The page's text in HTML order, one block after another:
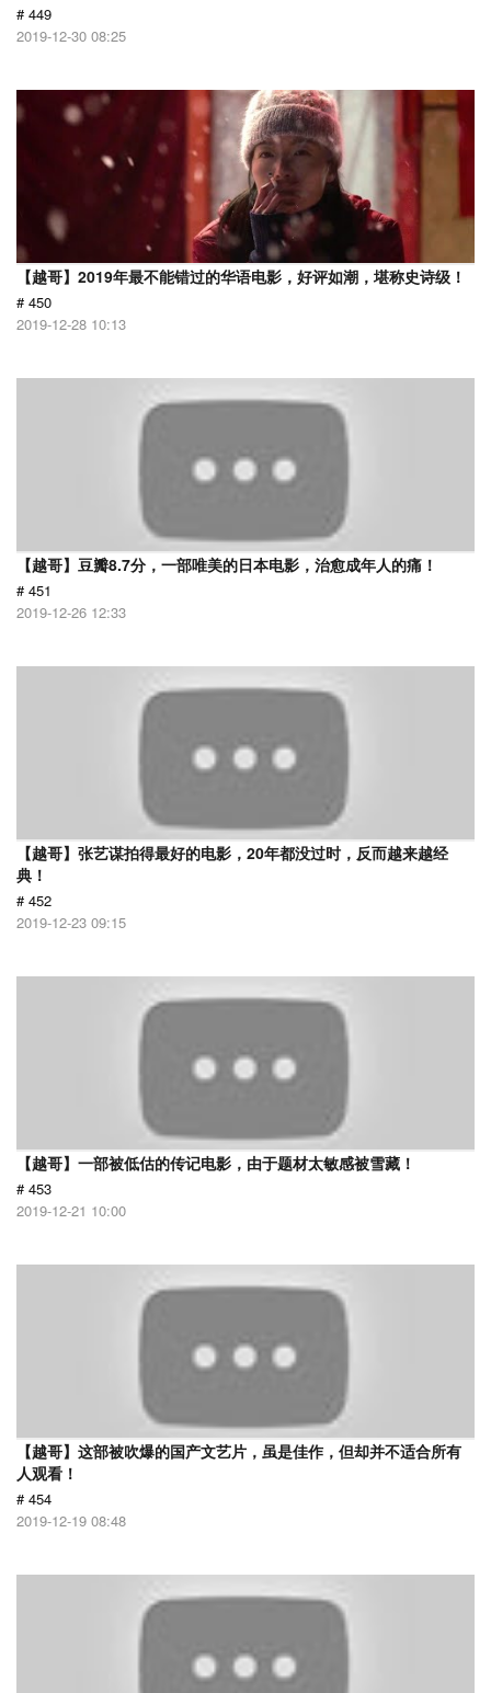
# 449
2019-12-30 08:25
【越哥】2019年最不能错过的华语电影，好评如潮，堪称史诗级！
# 450
2019-12-28 10:13
【越哥】豆瓣8.7分，一部唯美的日本电影，治愈成年人的痛！
# 451
2019-12-26 12:33
【越哥】张艺谋拍得最好的电影，20年都没过时，反而越来越经
典！
# 452
2019-12-23 09:15
【越哥】一部被低估的传记电影，由于题材太敏感被雪藏！
# 453
2019-12-21 10:00
【越哥】这部被吹爆的国产文艺片，虽是佳作，但却并不适合所有
人观看！
# 454
2019-12-19 08:48